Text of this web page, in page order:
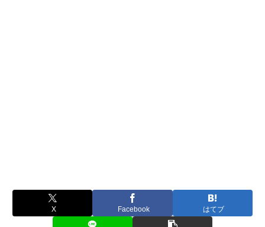
X Facebook はてブ